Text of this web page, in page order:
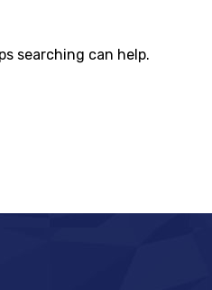
searching can help.